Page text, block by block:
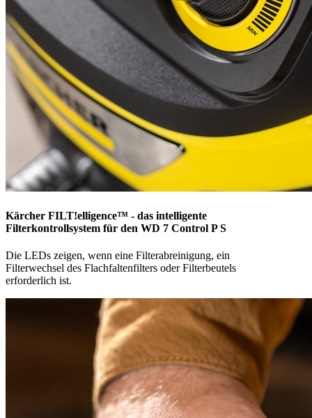
Kärcher FILT!elligence™ - das intelligente
Filterkontrollsystem für den WD 7 Control P S
Die LEDs zeigen, wenn eine Filterabreinigung, ein
Filterwechsel des Flachfaltenfilters oder Filterbeutels
erforderlich ist.